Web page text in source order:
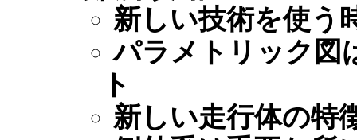
新しい技術を使う
パラメトリック図
ト
新しい走行体の特